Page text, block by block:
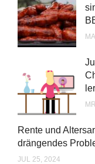
Rente und
drängendes
JUL 25, 2024